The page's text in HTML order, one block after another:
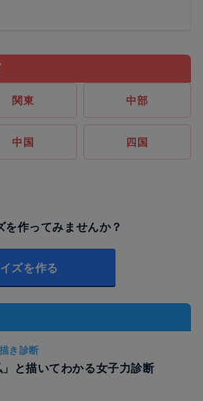
関東 中部
中国 四国
を作ってみませんか？
ズを作る
き診断
」と描いてわかる女子力診断